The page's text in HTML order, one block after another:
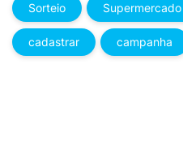
Sorteio Supermercado
cadastrar campanha